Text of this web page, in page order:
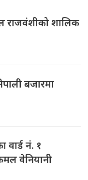
राजवंशीको शालिक
नेपाली बजारमा
वार्ड नं. १
वेनियानी